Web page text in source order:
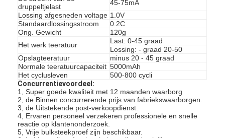
druppeltjelast
45-75mA
Lossing afgesneden voltage 1.0V
Standaardlossingsstroom
0.2C
Ong. Gewicht
120g
Het werk teeratuur
Last: 0-45 graad
Lossing: - graad 20-50
Opslagteeratuur
minus 20 - 45 graad
Normale teeratuurcapaciteit 5000mAh
Het cyclusleven
500-800 cycli
Concurrentievoordeel:
1, Super goede kwaliteit met 12 maanden waarborg
2, de Binnen concurrerende prijs van fabriekswaarborgen.
3, de Uitstekende post-verkoopdienst.
4, Ervaren personeel verzekeren professionele en snelle
reactie op klantenonderzoek.
5, Vrije bulksteekproef zijn beschikbaar.